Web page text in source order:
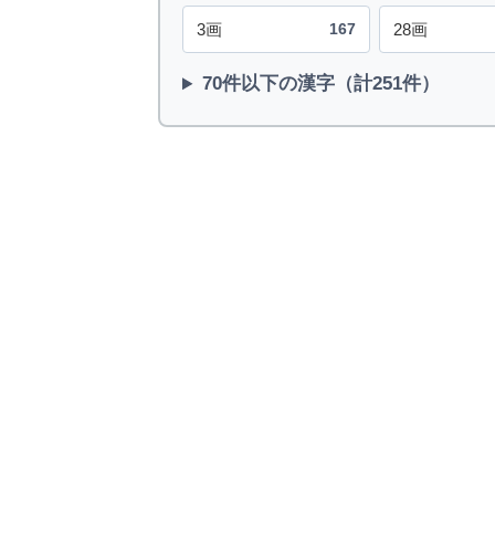
3画 167 28画
70件以下の漢字（計251件）